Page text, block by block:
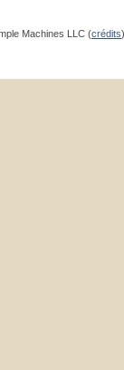
Machines LLC (crédits)